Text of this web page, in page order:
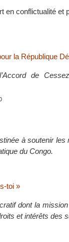
en conflictualité et
la République
de
à soutenir les
du Congo.
toi »
dont la
et intérêts des